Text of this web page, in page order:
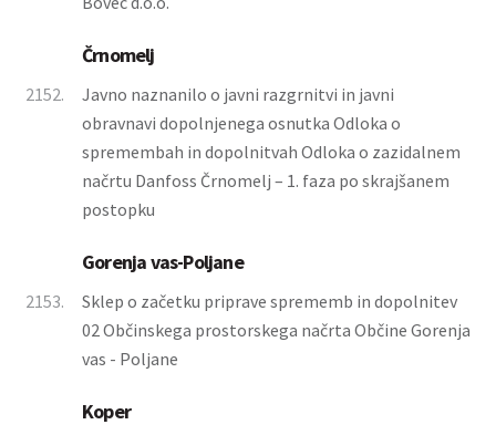
Črnomelj
2152.
Javno naznanilo o javni razgrnitvi in javni
obravnavi dopolnjenega osnutka Odloka o
spremembah in dopolnitvah Odloka o zazidalnem
načrtu Danfoss Črnomelj – 1. faza po skrajšanem
postopku
Gorenja vas-Poljane
2153.
Sklep o začetku priprave sprememb in dopolnitev
02 Občinskega prostorskega načrta Občine Gorenja
vas - Poljane
Koper